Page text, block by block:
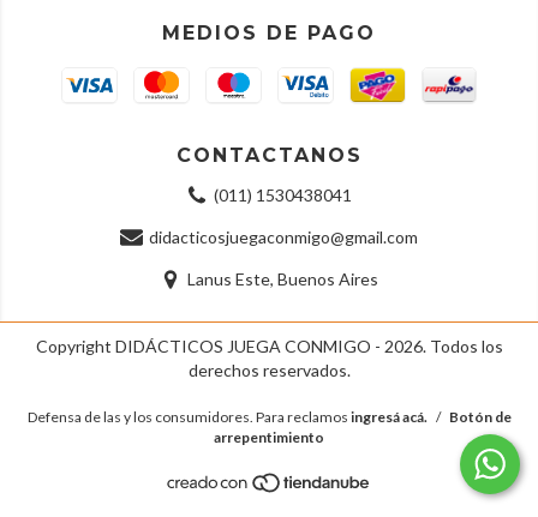
MEDIOS DE PAGO
CONTACTANOS
(011) 1530438041
didacticosjuegaconmigo@gmail.com
Lanus Este, Buenos Aires
Copyright DIDÁCTICOS JUEGA CONMIGO - 2026. Todos los
derechos reservados.
Defensa de las y los consumidores. Para reclamos ingresá acá. / Botón de
arrepentimiento